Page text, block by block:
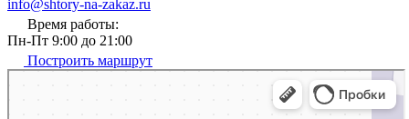
info@shtory-na-zakaz.ru
Время работы:
Пн-Пт 9:00 до 21:00
Построить маршрут